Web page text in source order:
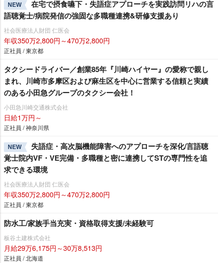
NEW
在宅で摂食嚥下・失語症アプローチを実践訪問リハの言
語聴覚士/病院発信の強固な多職種連携&研修支援あり
社会医療法人財団 仁医会
年収350万2,800円～470万2,800円
正社員 / 東京都
タクシードライバー／創業85年『川崎ハイヤー』の愛称で親し
まれ、川崎市多摩区および麻生区を中心に営業する信頼と実績
のある小田急グループのタクシー会社！
小田急川崎交通株式会社
日給1万円～
正社員 / 神奈川県
NEW
失語症・高次脳機能障害へのアプローチを深化/言語聴
覚士院内VF・VE完備・多職種と密に連携してSTの専門性を追
求できる環境
社会医療法人財団 仁医会
年収350万2,800円～470万2,800円
正社員 / 東京都
防水工/家族手当充実・資格取得支援/未経験可
板谷土建株式会社
月給29万6,175円～30万8,513円
正社員 / 北海道